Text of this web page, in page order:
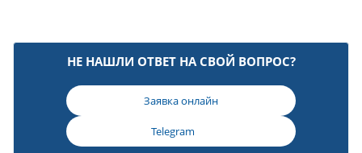
НЕ НАШЛИ ОТВЕТ НА СВОЙ ВОПРОС?
Заявка онлайн
Telegram